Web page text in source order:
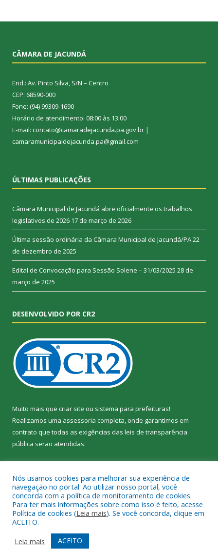
CÂMARA DE JACUNDÁ
End.: Av. Pinto Silva, S/N – Centro
CEP: 68590-000
Fone: (94) 99309-1690
Horário de atendimento: 08:00 às 13:00
E-mail: contato@camaradejacunda.pa.gov.br |
camaramunicipaldejacunda.pa@gmail.com
ÚLTIMAS PUBLICAÇÕES
Câmara Municipal de Jacundá abre oficialmente os trabalhos
legislativos de 2026 17 de março de 2026
Última sessão ordinária da Câmara Municipal de Jacundá/PA22
de dezembro de 2025
Edital de Convocação para Sessão Solene – 31/03/2025 28 de
março de 2025
DESENVOLVIDO POR CR2
Muito mais que criar site ou sistema para prefeituras!
Realizamos uma assessoria completa, onde garantimos em
contrato que todas as exigências das leis de transparência
pública serão atendidas.
Todos os direitos reservados a Câmara Municipal de Jacundá.
Mapa do Site
Acessar Área Administrativa
Acessar Webmail
Nós usamos cookies para melhorar sua experiência de
navegação no portal. Ao utilizar nosso portal, você
concorda com a política de monitoramento de cookies.
Para ter mais informações sobre como isso é feito, acesse
Política de cookies (Leia mais). Se você concorda, clique em
ACEITO.
Leia mais
ACEITO